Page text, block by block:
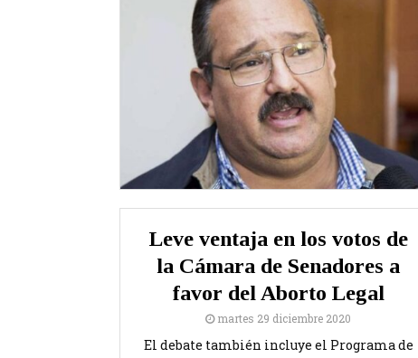
Leve ventaja en los votos de
la Cámara de Senadores a
favor del Aborto Legal
martes 29 diciembre 2020
El debate también incluye el Programa de